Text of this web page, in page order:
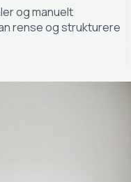
og manuelt
rense og strukturere